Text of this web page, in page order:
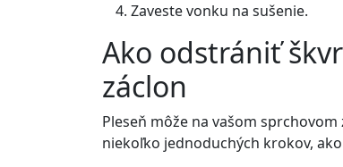
Zaveste vonku na sušenie.
Ako odstrániť
záclon
Pleseň môže na vašom
niekoľko jednoduchých krokov,